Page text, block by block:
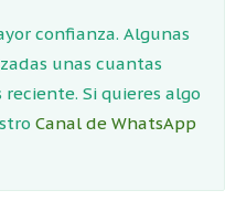
confianza. Algunas
unas cuantas
Si quieres algo
Canal de WhatsApp